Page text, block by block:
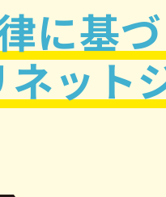
に基づ
ネット